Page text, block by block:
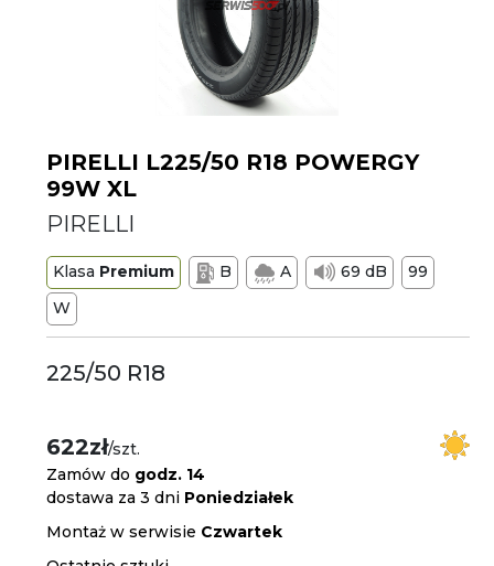
PIRELLI L225/50 R18 POWERGY
99W XL
PIRELLI
Klasa Premium B A 69 dB
99
W
225/50 R18
622zł/szt.
Zamów do godz. 14
dostawa za 3 dni Poniedziałek
Montaż w serwisie Czwartek